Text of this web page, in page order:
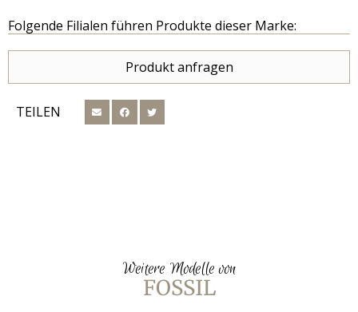
Folgende Filialen führen Produkte dieser Marke:
Produkt anfragen
TEILEN
Weitere Modelle von
FOSSIL